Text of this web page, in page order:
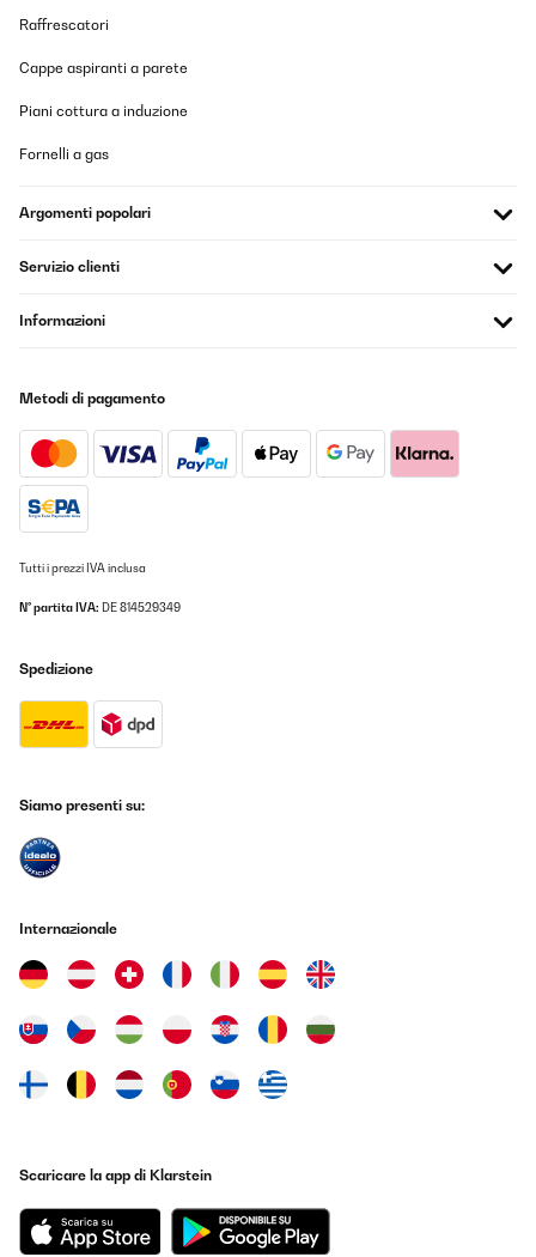
Raffrescatori
Cappe aspiranti a parete
Piani cottura a induzione
Fornelli a gas
Argomenti popolari
Servizio clienti
Informazioni
Metodi di pagamento
Tutti i prezzi IVA inclusa
N° partita IVA: DE 814529349
Spedizione
Siamo presenti su:
Internazionale
Scaricare la app di Klarstein